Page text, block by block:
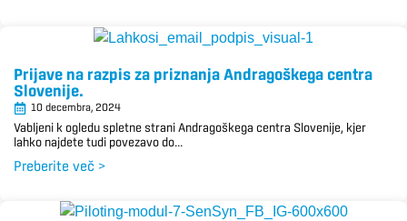
Prijave na razpis za priznanja Andragoškega centra
Slovenije.
10 decembra, 2024
Vabljeni k ogledu spletne strani Andragoškega centra Slovenije, kjer
lahko najdete tudi povezavo do...
Preberite več >